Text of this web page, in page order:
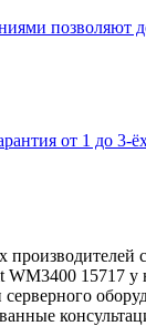
позволяют
от 1 до
15717